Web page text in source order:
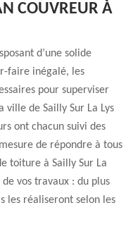
COUVREUR À
d’une solide
faire inégalé, les
pour superviser
ville de Sailly Sur La Lys
ont chacun suivi des
de répondre à tous
toiture à Sailly Sur La
vos travaux : du plus
les réaliseront selon les